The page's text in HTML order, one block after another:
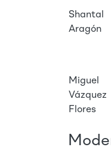
Shantal
Aragón
Miguel
Vázquez
Flores